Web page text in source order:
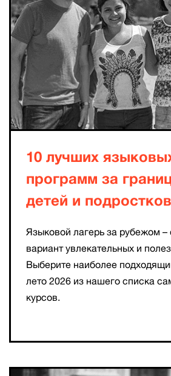
10 лучших
программ за
детей и подростков
Языковой лагерь за рубежом –
вариант увлекательных и
Выберите наиболее
лето 2026 из нашего списка
курсов.